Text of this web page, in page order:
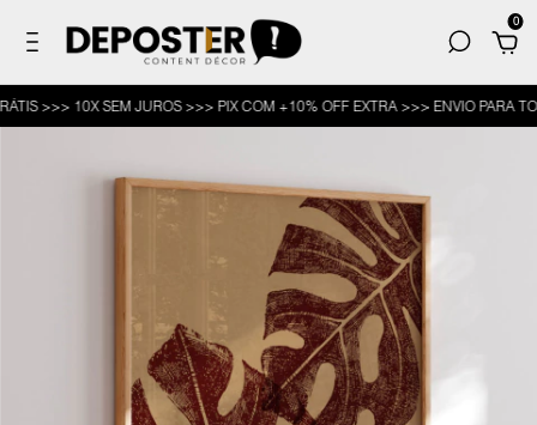
0
>>> 10X SEM JUROS >>> PIX COM +10% OFF EXTRA >>> ENVIO PARA TODO